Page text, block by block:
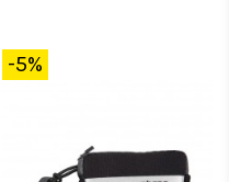
-5%